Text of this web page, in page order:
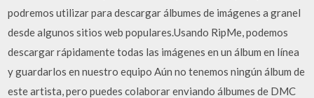
podremos utilizar para descargar álbumes de imágenes a granel
desde algunos sitios web populares.Usando RipMe, podemos
descargar rápidamente todas las imágenes en un álbum en línea
y guardarlos en nuestro equipo Aún no tenemos ningún álbum de
este artista, pero puedes colaborar enviando álbumes de DMC